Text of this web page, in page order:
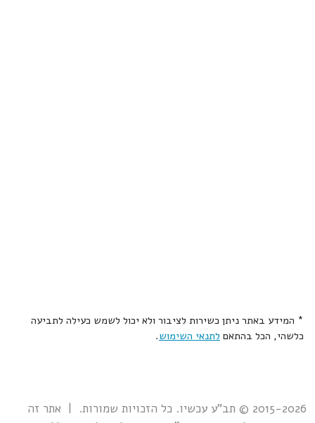
* המידע באתר ניתן כשירות לציבור ולא יכול לשמש כעילה לתביעה
כלשהי, הכל בהתאם לתנאי השימוש.
2015-2026 © תב"ע עכשיו. כל הזכויות שמורות. | אתר זה